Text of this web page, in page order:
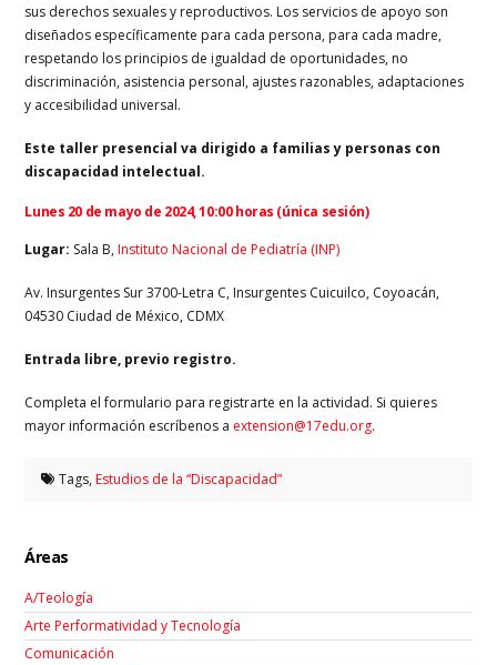
sus derechos sexuales y reproductivos. Los servicios de apoyo son
diseñados específicamente para cada persona, para cada madre,
respetando los principios de igualdad de oportunidades, no
discriminación, asistencia personal, ajustes razonables, adaptaciones
y accesibilidad universal.
Este taller presencial va dirigido a familias y personas con
discapacidad intelectual.
Lunes 20 de mayo de 2024, 10:00 horas (única sesión)
Lugar: Sala B,Instituto Nacional de Pediatría (INP)
Av. Insurgentes Sur 3700-Letra C, Insurgentes Cuicuilco, Coyoacán,
04530 Ciudad de México, CDMX
Entrada libre, previo registro.
Completa el formulario para registrarte en la actividad. Si quieres
mayor información escríbenos a extension@17edu.org.
Tags,Estudios de la “Discapacidad”
Áreas
A/Teología
Arte Performatividad y Tecnología
Comunicación